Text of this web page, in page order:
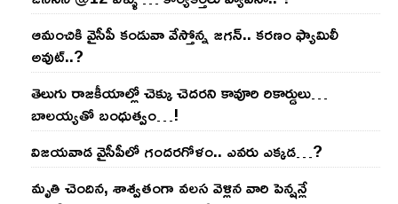
ఆమంచికి వైసీపీ కండువా వేస్తోన్న జ‌గ‌న్‌.. క‌ర‌ణం ఫ్యామిలీ
అవుట్‌..?
తెలుగు రాజ‌కీయాల్లో చెక్కు చెద‌ర‌ని కావూరి రికార్డులు…
బాల‌య్యతో బంధుత్వం…!
విజ‌య‌వాడ వైసీపీలో గంద‌ర‌గోళం.. ఎవ‌రు ఎక్క‌డ‌…?
మృతి చెందిన, శాశ్వతంగా వలస వెళ్లిన వారి పెన్ష‌న్లే